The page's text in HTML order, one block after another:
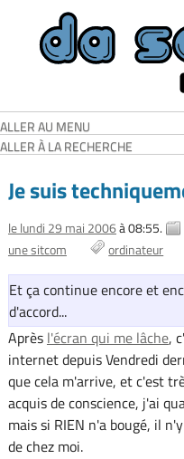
ALLER AU MENU
ALLER À LA RECHERCHE
Je suis
le lundi 29 mai 2006à 08:55.
une sitcom
ordinateur
Et ça continue encore et
d'accord...
Après l'écran qui me lâche,
internet depuis Vendredi
que cela m'arrive, et c'est
acquis de conscience, j'ai
mais si RIEN n'a bougé, il
de chez moi.